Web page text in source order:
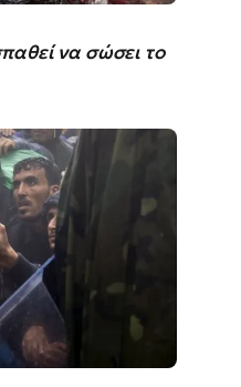
να σώσει το